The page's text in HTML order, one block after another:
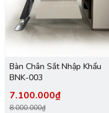
Bàn Chân Sắt Nhập Khẩu
BNK-003
7.100.000₫
8.000.000₫